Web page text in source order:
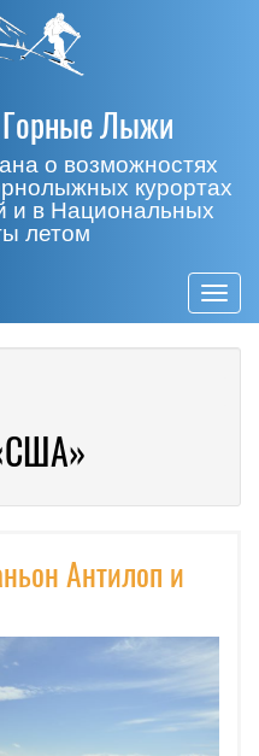
Лыжи
о возможностях
курортах
и в Национальных
летом
Антилоп и